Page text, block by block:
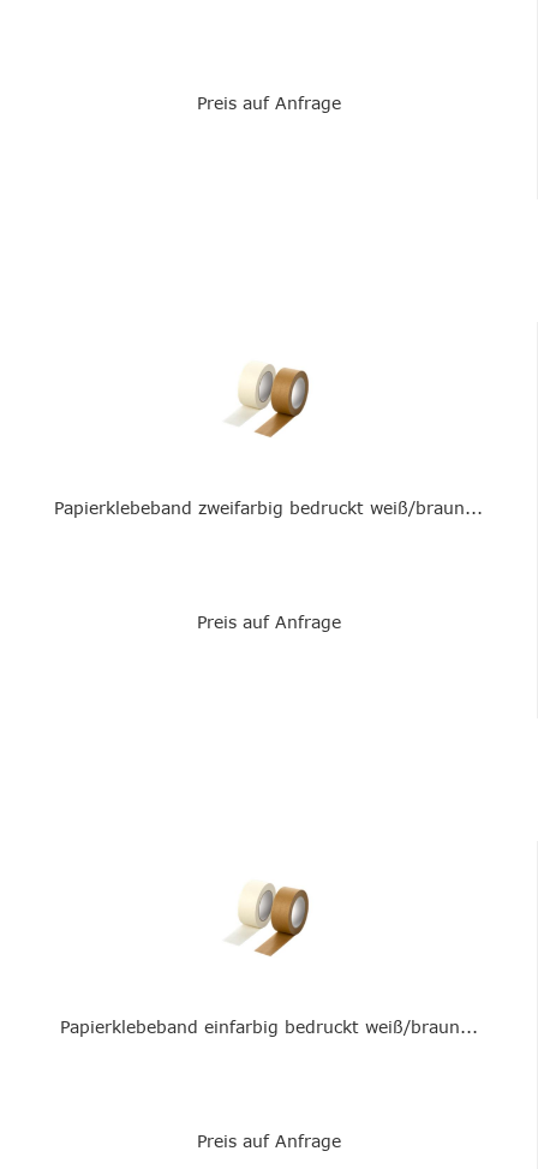
Preis auf Anfrage
Papierklebeband zweifarbig bedruckt weiß/braun...
Preis auf Anfrage
Papierklebeband einfarbig bedruckt weiß/braun...
Preis auf Anfrage